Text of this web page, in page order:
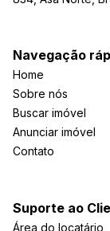
Navegação
Home
Sobre nós
Buscar imóvel
Anunciar imóvel
Contato
Suporte ao
Área do locatário